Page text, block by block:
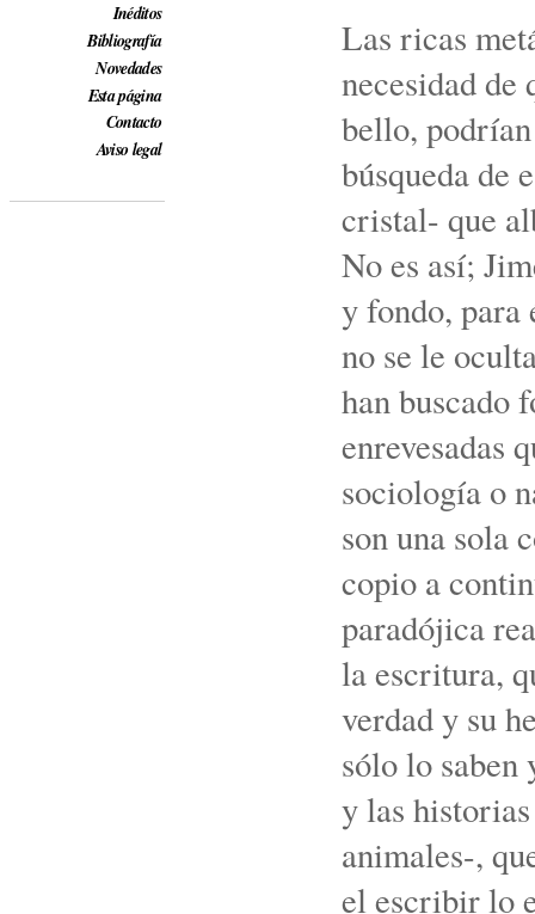
Inéditos
Bibliografía
Novedades
Esta página
Contacto
Aviso legal
Las ricas
necesidad de
bello,
búsqueda de
cristal- que
No es así;
y fondo, para
no se le
han buscado
enrevesadas
sociología o
son una sola
copio a
paradójica
la escritura,
verdad y su
sólo lo saben
y las
animales-,
el escribir lo